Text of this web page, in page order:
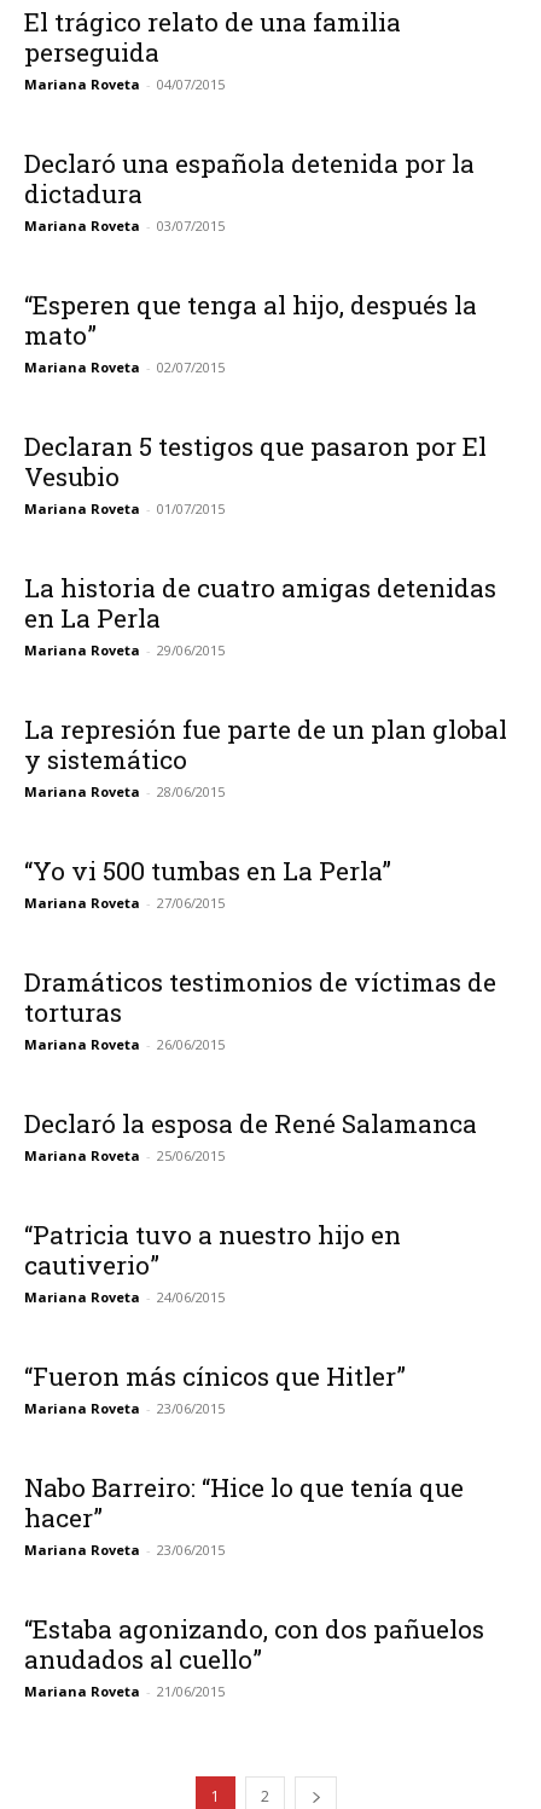
El trágico relato de una familia
perseguida
Mariana Roveta - 04/07/2015
Declaró una española detenida por la
dictadura
Mariana Roveta - 03/07/2015
“Esperen que tenga al hijo, después la
mato”
Mariana Roveta - 02/07/2015
Declaran 5 testigos que pasaron por El
Vesubio
Mariana Roveta - 01/07/2015
La historia de cuatro amigas detenidas
en La Perla
Mariana Roveta - 29/06/2015
La represión fue parte de un plan global
y sistemático
Mariana Roveta - 28/06/2015
“Yo vi 500 tumbas en La Perla”
Mariana Roveta - 27/06/2015
Dramáticos testimonios de víctimas de
torturas
Mariana Roveta - 26/06/2015
Declaró la esposa de René Salamanca
Mariana Roveta - 25/06/2015
“Patricia tuvo a nuestro hijo en
cautiverio”
Mariana Roveta - 24/06/2015
“Fueron más cínicos que Hitler”
Mariana Roveta - 23/06/2015
Nabo Barreiro: “Hice lo que tenía que
hacer”
Mariana Roveta - 23/06/2015
“Estaba agonizando, con dos pañuelos
anudados al cuello”
Mariana Roveta - 21/06/2015
1 2